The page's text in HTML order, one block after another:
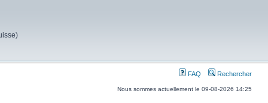
FAQ Rechercher
Nous sommes actuellement le 09-08-2026 14:25